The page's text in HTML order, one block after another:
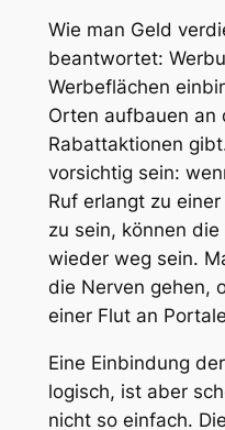
Wie man Geld
beantwortet:
Werbeflächen
Orten aufbauen an
Rabattaktionen
vorsichtig sein:
Ruf erlangt zu
zu sein, können
wieder weg sein.
die Nerven gehen,
einer Flut an
Eine Einbindung
logisch, ist aber
nicht so einfach.